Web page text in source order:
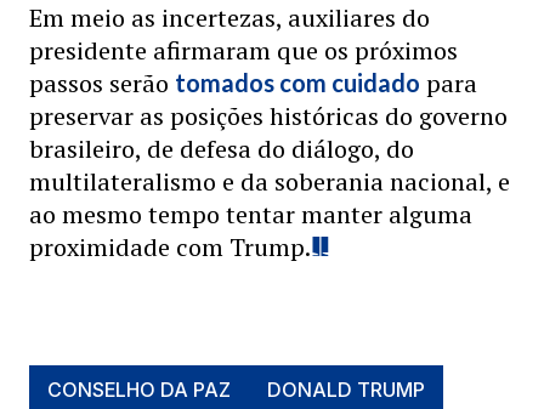
Em meio as incertezas, auxiliares do
presidente afirmaram que os próximos
passos serão tomados com cuidado para
preservar as posições históricas do governo
brasileiro, de defesa do diálogo, do
multilateralismo e da soberania nacional, e
ao mesmo tempo tentar manter alguma
proximidade com Trump.
CONSELHO DA PAZ
DONALD TRUMP